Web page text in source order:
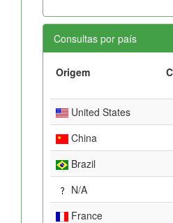
Consultas por país
Origem
United States
China
Brazil
N/A
France